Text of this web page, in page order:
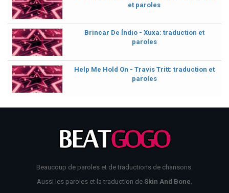
et paroles
Brincar De Índio - Xuxa: traduction et
paroles
Help Me Hold On - Travis Tritt: traduction et
paroles
Beaucoup de paroles et de traductions de chansons.
Aussi les paroles et la traduction de Skin And Bone.